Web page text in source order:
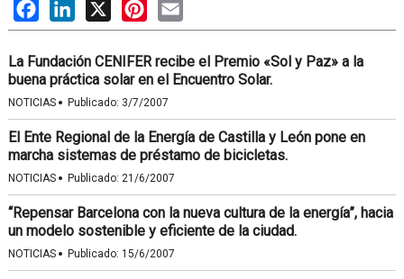
FacebookLinkedIn
X PinterestEmail
La Fundación CENIFER recibe el Premio «Sol y Paz» a la
buena práctica solar en el Encuentro Solar.
NOTICIAS · Publicado: 3/7/2007
El Ente Regional de la Energía de Castilla y León pone en
marcha sistemas de préstamo de bicicletas.
NOTICIAS · Publicado: 21/6/2007
“Repensar Barcelona con la nueva cultura de la energía”, hacia
un modelo sostenible y eficiente de la ciudad.
NOTICIAS · Publicado: 15/6/2007